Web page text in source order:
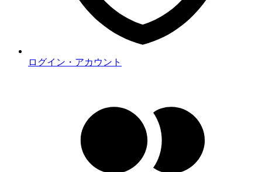
ログイン・アカウント